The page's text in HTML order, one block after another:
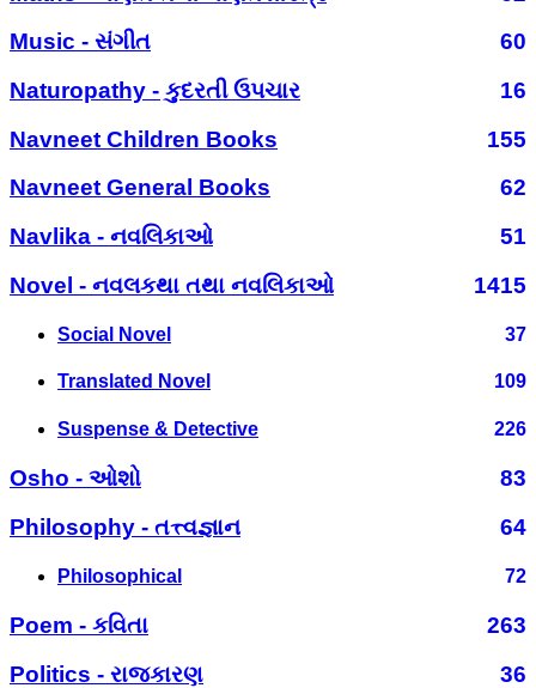
Music - સંગીત
60
Naturopathy - કુદરતી ઉપચાર
16
Navneet Children Books
155
Navneet General Books
62
Navlika - નવલિકાઓ
51
Novel - નવલકથા તથા નવલિકાઓ
1415
Social Novel 37
Translated Novel 109
Suspense & Detective 226
Osho - ઓશો
83
Philosophy - તત્ત્વજ્ઞાન
64
Philosophical 72
Poem - કવિતા
263
Politics - રાજકારણ
36